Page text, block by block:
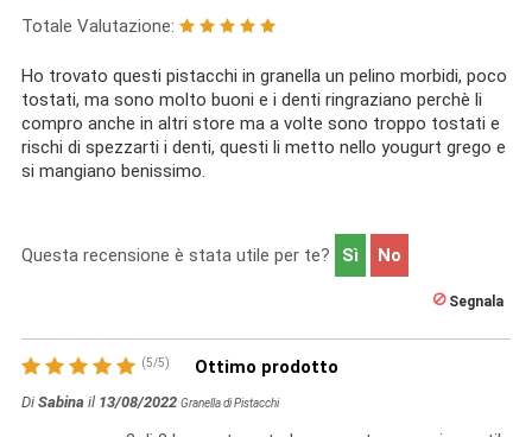
Totale Valutazione:
Ho trovato questi pistacchi in granella un pelino morbidi, poco
tostati, ma sono molto buoni e i denti ringraziano perchè li
compro anche in altri store ma a volte sono troppo tostati e
rischi di spezzarti i denti, questi li metto nello yougurt grego e
si mangiano benissimo.
Questa recensione è stata utile per te? Sì No
Segnala
(5/5) Ottimo prodotto
Di Sabina il 13/08/2022 Granella di Pistacchi